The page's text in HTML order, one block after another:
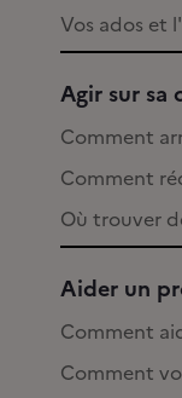
Vos ados et
Agir sur sa
Comment
Comment
Où trouver
Aider un
Comment
Comment